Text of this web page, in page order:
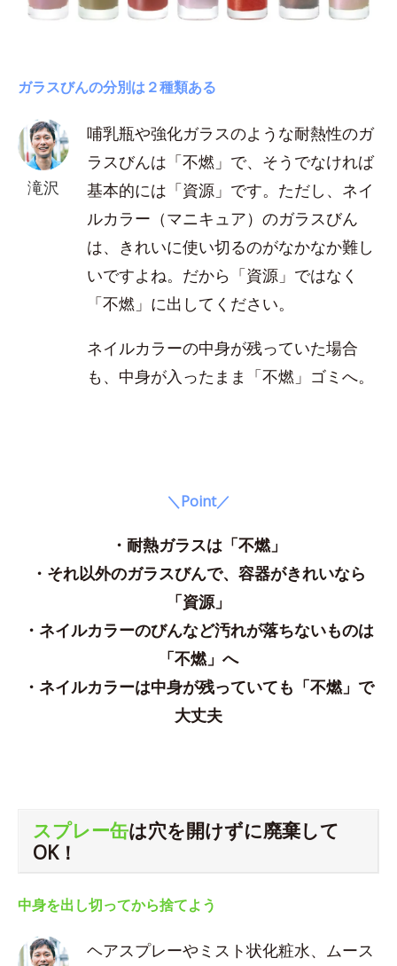
ガラスびんの分別は２種類ある
滝沢
哺乳瓶や強化ガラスのような耐熱性のガ
ラスびんは「不燃」で、そうでなければ
基本的には「資源」です。ただし、ネイ
ルカラー（マニキュア）のガラスびん
は、きれいに使い切るのがなかなか難し
いですよね。だから「資源」ではなく
「不燃」に出してください。
ネイルカラーの中身が残っていた場合
も、中身が入ったまま「不燃」ゴミへ。
＼Point／
・耐熱ガラスは「不燃」
・それ以外のガラスびんで、容器がきれいなら
「資源」
・ネイルカラーのびんなど汚れが落ちないものは
「不燃」へ
・ネイルカラーは中身が残っていても「不燃」で
大丈夫
スプレー缶は穴を開けずに廃棄して
OK！
中身を出し切ってから捨てよう
ヘアスプレーやミスト状化粧水、ムース